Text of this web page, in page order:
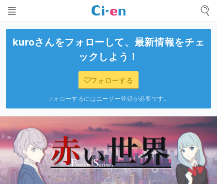
kuroさんをフォローして、最新情報をチェ
ックしよう！
フォローする
フォローするにはユーザー登録が必要です。